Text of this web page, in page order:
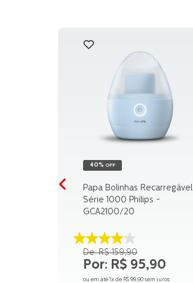
40% OFF
Papa Bolinhas Recarregável
Série 1000 Philips -
GCA2100/20
4.1
de
5
estrelas.
R$ 159,90
R$ 95,90
ou em até1x de R$ 99,90 sem juros